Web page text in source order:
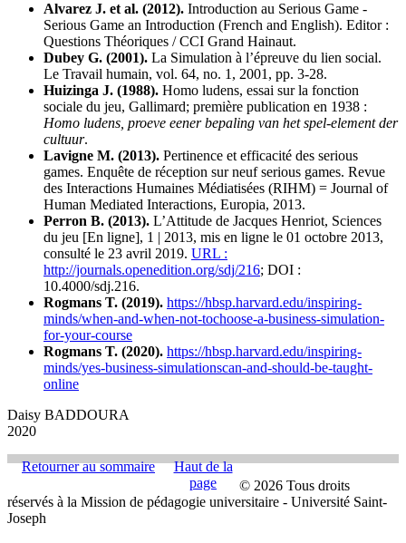
Alvarez J. et al. (2012). Introduction au Serious Game -
Serious Game an Introduction (French and English). Editor :
Questions Théoriques / CCI Grand Hainaut.
Dubey G. (2001). La Simulation à l’épreuve du lien social.
Le Travail humain, vol. 64, no. 1, 2001, pp. 3-28.
Huizinga J. (1988). Homo ludens, essai sur la fonction
sociale du jeu, Gallimard; première publication en 1938 :
Homo ludens, proeve eener bepaling van het spel-element der
cultuur.
Lavigne M. (2013). Pertinence et efficacité des serious
games. Enquête de réception sur neuf serious games. Revue
des Interactions Humaines Médiatisées (RIHM) = Journal of
Human Mediated Interactions, Europia, 2013.
Perron B. (2013). L’Attitude de Jacques Henriot, Sciences
du jeu [En ligne], 1 | 2013, mis en ligne le 01 octobre 2013,
consulté le 23 avril 2019. URL :
http://journals.openedition.org/sdj/216; DOI :
10.4000/sdj.216.
Rogmans T. (2019). https://hbsp.harvard.edu/inspiring-
minds/when-and-when-not-tochoose-a-business-simulation-
for-your-course
Rogmans T. (2020). https://hbsp.harvard.edu/inspiring-
minds/yes-business-simulationscan-and-should-be-taught-
online
Daisy BADDOURA
2020
Retourner au sommaire
Haut de la
page
© 2026 Tous droits
réservés à la Mission de pédagogie universitaire - Université Saint-
Joseph